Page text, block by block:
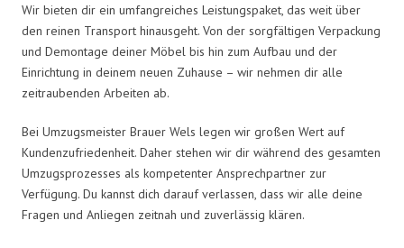
Wir bieten dir ein umfangreiches Leistungspaket, das weit über
den reinen Transport hinausgeht. Von der sorgfältigen Verpackung
und Demontage deiner Möbel bis hin zum Aufbau und der
Einrichtung in deinem neuen Zuhause – wir nehmen dir alle
zeitraubenden Arbeiten ab.
Bei Umzugsmeister Brauer Wels legen wir großen Wert auf
Kundenzufriedenheit. Daher stehen wir dir während des gesamten
Umzugsprozesses als kompetenter Ansprechpartner zur
Verfügung. Du kannst dich darauf verlassen, dass wir alle deine
Fragen und Anliegen zeitnah und zuverlässig klären.